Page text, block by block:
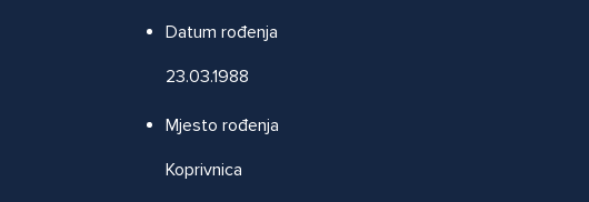
Datum rođenja
23.03.1988
Mjesto rođenja
Koprivnica